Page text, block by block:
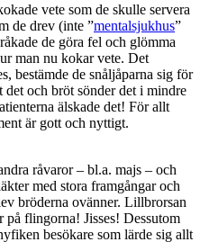
vete som de skulle servera
de drev (inte ”mentalsjukhus”
de göra fel och glömma
man nu kokar vete. Det
bestämde de snåljåparna sig för
det och bröt sönder det i mindre
älskade det! För allt
är gott och nyttigt.
råvaror – bl.a. majs – och
med stora framgångar och
bröderna ovänner. Lillbrorsan
flingorna! Jisses! Dessutom
besökare som lärde sig allt